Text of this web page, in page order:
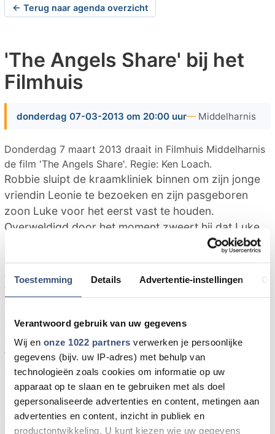
Toestemming Details Advertentie-instellingen
Verantwoord gebruik van uw gegevens
Wij en onze 1022 partners verwerken je persoonlijke
gegevens (bijv. uw IP-adres) met behulp van
technologieën zoals cookies om informatie op uw
apparaat op te slaan en te gebruiken met als doel
gepersonaliseerde advertenties en content, metingen aan
advertenties en content, inzicht in publiek en
productontwikkeling. U kunt kiezen wie uw gegevens
← Terug naar agenda overzicht
'The Angels Share' bij het
Filmhuis
donderdag 07-03-2013 om 20:00 uur Middelharnis
Donderdag 7 maart 2013 draait in Filmhuis Middelharnis
de film 'The Angels Share'. Regie: Ken Loach.
Robbie sluipt de kraamkliniek binnen om zijn jonge
vriendin Leonie te bezoeken en zijn pasgeboren
zoon Luke voor het eerst vast te houden.
Overweldigd door het moment zweert hij dat Luke
niet hetzelfde tragische leven zal hebben dat hij
gevangenis in en nu krijgt hij één laatste kans.
hun strafblad. Kon Robbie vermoeden dat drank zijn
leven voorgoed zou veranderen - geen goedkope
tafelwijn, maar de beste malt whisky ter wereld. Zijn
nieuwe talent - een fijne smaak en een delicate neus
- in combinatie met een portie lef leidt Robbie en
zijn vrienden naar de vreemde wereld van frisse
lucht en open ruimte, de Schotse Hooglanden, en